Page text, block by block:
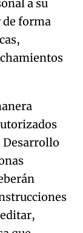
a su
de forma
Desarrollo